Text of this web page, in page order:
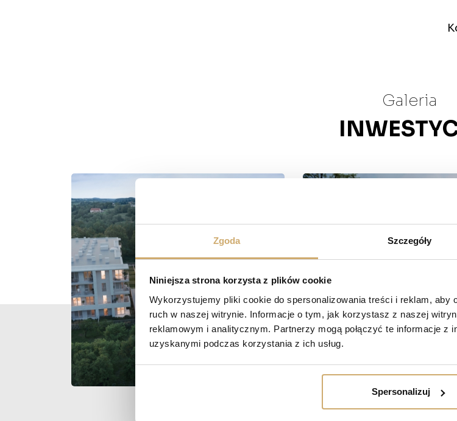
Zgoda Szczegóły
Niniejsza strona korzysta z plików cookie
Wykorzystujemy pliki cookie do spersonalizowania treści i reklam, aby
ruch w naszej witrynie. Informacje o tym, jak korzystasz z naszej
reklamowym i analitycznym. Partnerzy mogą połączyć te informacje z
uzyskanymi podczas korzystania z ich usług.
Spersonalizuj
Galeria